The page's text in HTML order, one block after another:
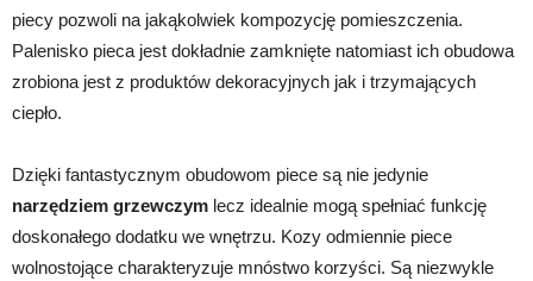
piecy pozwoli na jakąkolwiek kompozycję pomieszczenia.
Palenisko pieca jest dokładnie zamknięte natomiast ich obudowa
zrobiona jest z produktów dekoracyjnych jak i trzymających
ciepło.
Dzięki fantastycznym obudowom piece są nie jedynie
narzędziem grzewczym lecz idealnie mogą spełniać funkcję
doskonałego dodatku we wnętrzu. Kozy odmiennie piece
wolnostojące charakteryzuje mnóstwo korzyści. Są niezwykle